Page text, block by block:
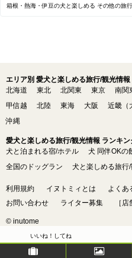
いいね！してね
箱根・熱海・伊豆の犬と楽しめる その他の旅
エリア別 愛犬と楽しめる旅行/観光情報
北海道
東北 北関東 東京 南関
甲信越
北陸 東海 大阪 近畿（
沖縄
愛犬と楽しめる旅行/観光情報 ランキン
犬と泊まれる宿/ホテル
犬 同伴OKの
全国のドッグラン
犬と楽しめる旅行/
利用規約 イヌトミィとは よくあ
お問い合わせ
ライター募集 ［
© inutome